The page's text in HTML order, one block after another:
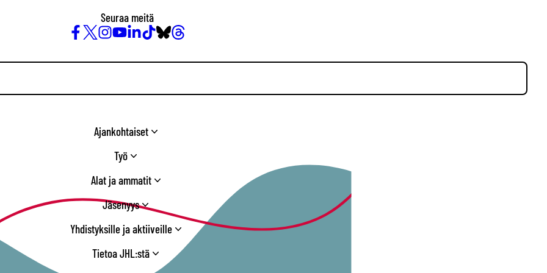
Seuraa meitä
/
Ajankohtaiset
Työ
Alat ja ammatit
Jäsenyys
Yhdistyksille ja aktiiveille
Tietoa JHL:stä